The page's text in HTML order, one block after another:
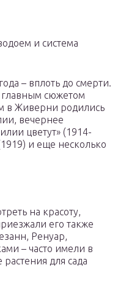
и система
– вплоть до смерти.
главным сюжетом
в Живерни родились
вечернее
цветут» (1914-
и еще несколько
на красоту,
его также
Ренуар,
– часто имели в
для сада